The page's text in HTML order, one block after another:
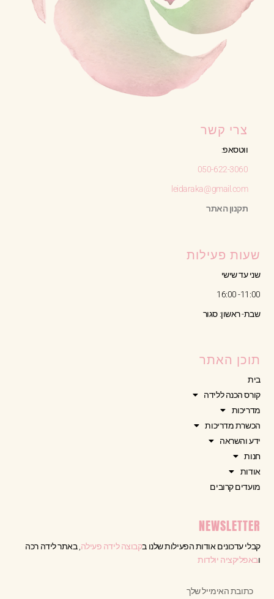
צרי קשר
ווטסאפ:
050-622-3060
leidaraka@gmail.com
תקנון האתר
שעות פעילות
שני עד שישי
11:00- 16:00
שבת- ראשון: סגור
תוכן האתר
בית
קורס הכנה ללידה
מדריכות
הכשרת מדריכות
ידע והשראה
חנות
אודות
מועדים קרובים
NEWSLETTER
קבלי עדכונים אודות הפעילות שלנו בקבוצה לידה פעילה, באתר לידה רכה
ובאפליקציה יולדות